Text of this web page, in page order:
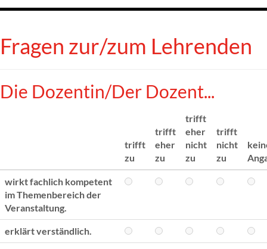
Fragen zur/zum Lehrenden
Die Dozentin/Der Dozent...
trifft
zu
trifft
eher
zu
trifft
eher
nicht
zu
trifft
nicht
zu
wirkt fachlich kompetent
im Themenbereich der
Veranstaltung.
erklärt verständlich.